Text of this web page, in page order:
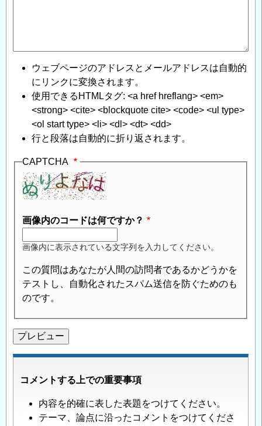
験
合
格
発
表
に
つ
い
て」
へ
の
返
信
ウェブページのアドレスとメールアドレスは自動的
にリンクに変換されます。
使用できるHTMLタグ: <a href hreflang> <em>
<strong> <cite> <blockquote cite> <code> <ul type>
<ol start type> <li> <dl> <dt> <dd>
行と段落は自動的に折り返されます。
CAPTCHA
画像内のコードは何ですか？
画像内に表示されている文字列を入力してください。
この質問はあなたが人間の訪問者であるかどうかを
テストし、自動化されたスパム送信を防ぐためのも
のです。
コメントする上での重要事項
内容を的確に表した表題をつけてください。
テーマ、論点に沿ったコメントをつけてくださ